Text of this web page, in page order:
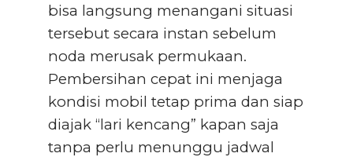
bisa langsung menangani situasi
tersebut secara instan sebelum
noda merusak permukaan.
Pembersihan cepat ini menjaga
kondisi mobil tetap prima dan siap
diajak “lari kencang” kapan saja
tanpa perlu menunggu jadwal